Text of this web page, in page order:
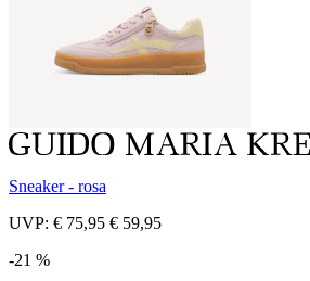
Sneaker - rosa
UVP: € 75,95 € 59,95
-21 %